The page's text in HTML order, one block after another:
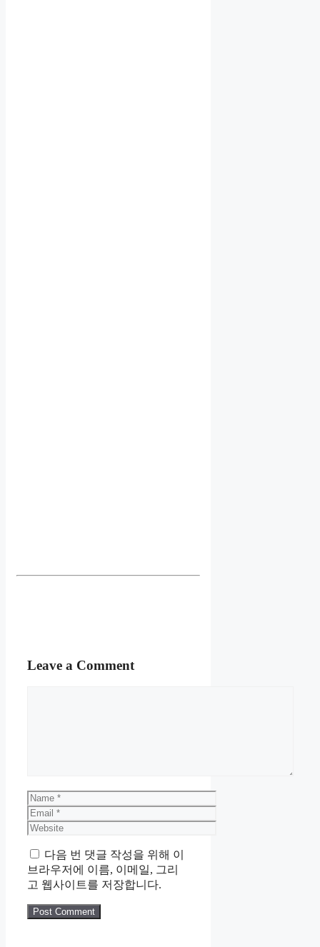
Leave a Comment
Name
Email
Website
다음 번 댓글 작성을 위해 이
브라우저에 이름, 이메일, 그리
고 웹사이트를 저장합니다.